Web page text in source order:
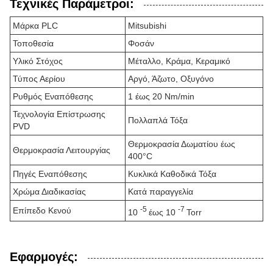
Τεχνικές Παράμετροι:
Μάρκα PLC
Mitsubishi
Τοποθεσία
Φοσάν
Υλικό Στόχος
Μέταλλο, Κράμα, Κεραμικό
Τύπος Αερίου
Αργό, Άζωτο, Οξυγόνο
Ρυθμός Εναπόθεσης
1 έως 20 Nm/min
Τεχνολογία Επίστρωσης
PVD
Πολλαπλά Τόξα
Θερμοκρασία Λειτουργίας
Θερμοκρασία Δωματίου έως
400°C
Πηγές Εναπόθεσης
Κυκλικά Καθοδικά Τόξα
Χρώμα Διαδικασίας
Κατά παραγγελία
Επίπεδο Κενού
10 -5 έως 10 -7 Torr
Εφαρμογές: